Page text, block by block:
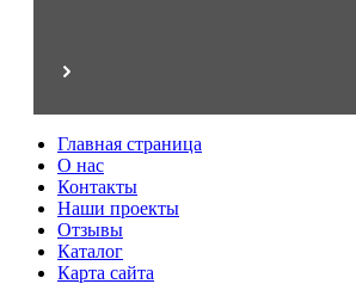
Главная страница
О нас
Контакты
Наши проекты
Отзывы
Каталог
Карта сайта